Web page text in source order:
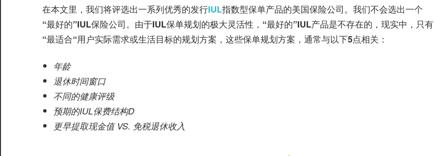
南
在本文里，我们将评选出一系列优秀的发行IUL指数型保单产品的美国保险公司。我们不会选出一个
“最好的”IUL保险公司。由于IUL保单规划的极大灵活性，“最好的”IUL产品是不存在的，现实中，只有
“最适合“用户实际需求或生活目标的规划方案，这些保单规划方案，通常与以下5点相关：
年龄
退休时间窗口
不同的健康评级
预期的IUL保费结构D
更早提取现金值 VS. 免税退休收入